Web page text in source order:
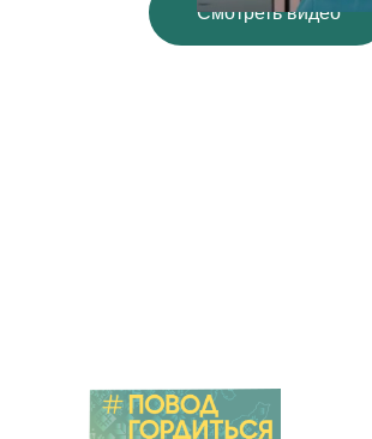
Смотреть видео